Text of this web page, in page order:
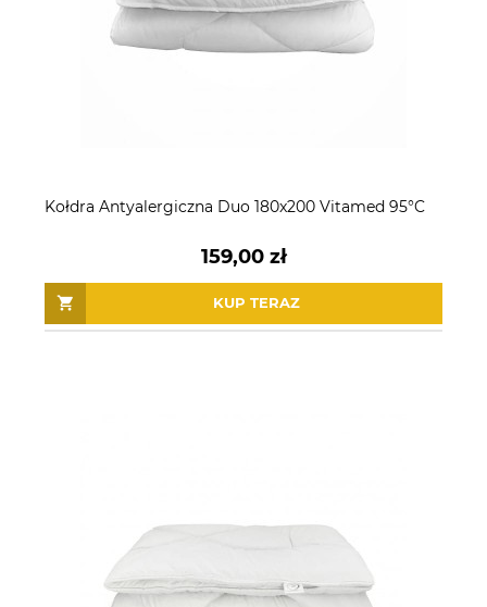
Kołdra Antyalergiczna Duo 180x200 Vitamed 95°C
159,00 zł
KUP TERAZ